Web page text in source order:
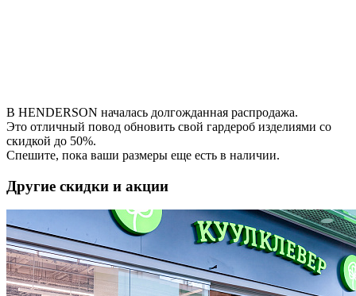
В HENDERSON началась долгожданная распродажа.
Это отличный повод обновить свой гардероб изделиями со
скидкой до 50%.
Спешите, пока ваши размеры еще есть в наличии.
Другие скидки и акции